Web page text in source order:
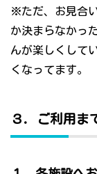
※ただ、お見合
か決まらなかっ
んが楽しくして
くなってます。
３．ご利用ま